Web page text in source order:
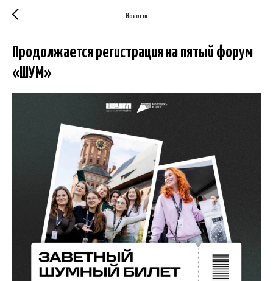
Новости
Продолжается регистрация на пятый форум
«ШУМ»